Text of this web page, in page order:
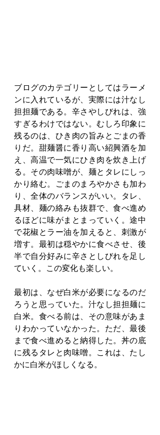
ブログのカテゴリーとしてはラーメ
ンに入れているが、実際には汁なし
担担麺である。辛さやしびれは、強
すぎるわけではない。むしろ印象に
残るのは、ひき肉の旨みとごまの香
りだ。甜麺醤に香り高い紹興酒を加
え、高温で一気にひき肉を炊き上げ
る。その肉味噌が、麺とタレにしっ
かり絡む。ごまのまろやかさも加わ
り、全体のバランスがいい。タレ、
具材、麺の絡みも抜群で、食べ進め
るほどに味がまとまっていく。途中
で花椒とラー油を加えると、刺激が
増す。最初は穏やかに食べさせ、後
半で自分好みに辛さとしびれを足し
ていく。この変化も楽しい。
最初は、なぜ白米が必要になるのだ
ろうと思っていた。汁なし担担麺に
白米。食べる前は、その意味があま
りわかっていなかった。ただ、最後
まで食べ進めると納得した。丼の底
に残るタレと肉味噌。これは、たし
かに白米がほしくなる。